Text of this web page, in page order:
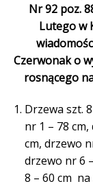
Nr 92 poz.
Lutego w
Czerwonak o
rosnącego
Drzewa szt.
nr 1 – 78
cm, drzewo
drzewo nr 6
8 – 60 cm